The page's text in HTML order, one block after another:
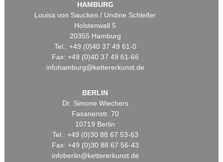
HAMBURG
Louisa von Saucken / Undine Schleifer
Holstenwall 5
20355 Hamburg
Tel.: +49 (0)40 37 49 61-0
Fax: +49 (0)40 37 49 61-66
infohamburg@kettererkunst.de
BERLIN
Dr. Simone Wiechers
Fasanenstr. 70
10719 Berlin
Tel.: +49 (0)30 88 67 53-63
Fax: +49 (0)30 88 67 56-43
infoberlin@kettererkunst.de